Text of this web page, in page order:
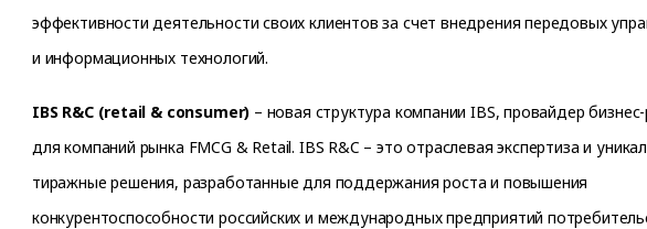
эффективности деятельности своих клиентов за счет внедрения передовых
и информационных технологий.
IBS R&C (retail & consumer) – новая структура компании IBS, провайдер
для компаний рынка FMCG & Retail. IBS R&C – это отраслевая экспертиза и
тиражные решения, разработанные для поддержания роста и повышения
конкурентоспособности российских и международных предприятий